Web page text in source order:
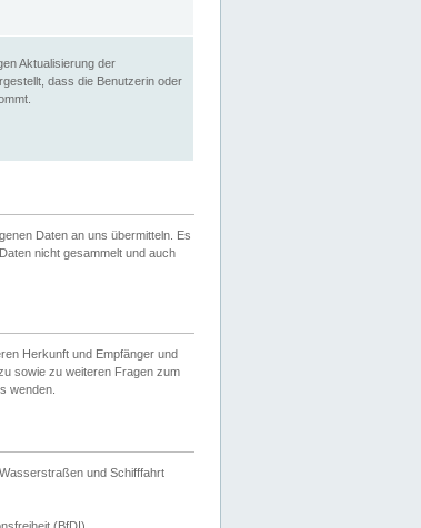
Aktualisierung der
dass die Benutzerin oder
Daten an uns übermitteln. Es
nicht gesammelt und auch
Herkunft und Empfänger und
sowie zu weiteren Fragen zum
wenden.
und Schifffahrt